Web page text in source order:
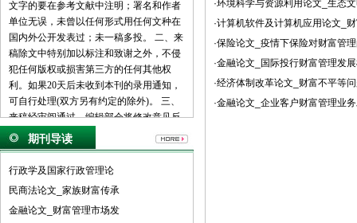
文字的要在参考文献中注明；署名和作者
单位无误，未曾以任何形式用任何文种在
国内外公开发表过；未一稿多投。 二、来
稿除文中特别加以标注和致谢之外，不侵
犯任何版权或损害第三方的任何其他权
利。如果20天后未收到本刊的录用通知，
可自行处理(双方另有约定的除外)。 三、
来稿经审阅通过，编辑部会将修改意见反
馈给您，您应在收到通知7天内提交修改
稿。作者享有引用和复制该文的权利及著
作权法的其它权利。 四、一般来说，4500
文章，不能说清问题，很难保证学术质
量，本刊恕不受理。 五、论文格式及要
期刊导读
行政学及国家行政管理论
民商法论文_家族财富传承
金融论文_财富管理市场发
·环境科学与资源利用论文_生态
·计算机软件及计算机应用论文_
·保险论文_疫情下保险对财富管
·金融论文_国际投行财富管理发
·经济体制改革论文_财富不平等
·金融论文_企业客户财富管理业